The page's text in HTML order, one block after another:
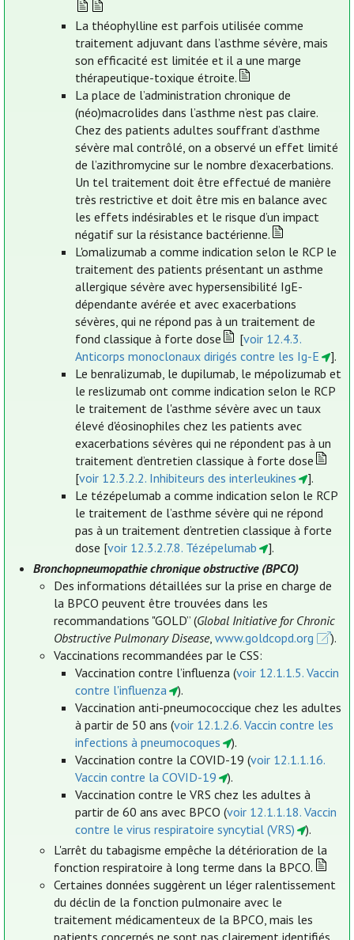
La théophylline est parfois utilisée comme
traitement adjuvant dans l’asthme sévère, mais
son efficacité est limitée et il a une marge
thérapeutique-toxique étroite.
La place de l’administration chronique de
(néo)macrolides dans l’asthme n’est pas claire.
Chez des patients adultes souffrant d’asthme
sévère mal contrôlé, on a observé un effet limité
de l’azithromycine sur le nombre d’exacerbations.
Un tel traitement doit être effectué de manière
très restrictive et doit être mis en balance avec
les effets indésirables et le risque d’un impact
négatif sur la résistance bactérienne.
L'omalizumab a comme indication selon le RCP le
traitement des patients présentant un asthme
allergique sévère avec hypersensibilité IgE-
dépendante avérée et avec exacerbations
sévères, qui ne répond pas à un traitement de
fond classique à forte dose
[voir 12.4.3.
Anticorps monoclonaux dirigés contre les Ig-E
].
Le benralizumab, le dupilumab, le mépolizumab et
le reslizumab ont comme indication selon le RCP
le traitement de l'asthme sévère avec un taux
élevé d'éosinophiles chez les patients avec
exacerbations sévères qui ne répondent pas à un
traitement d’entretien classique à forte dose
[voir 12.3.2.2. Inhibiteurs des interleukines
].
Le tézépelumab a comme indication selon le RCP
le traitement de l’asthme sévère qui ne répond
pas à un traitement d’entretien classique à forte
dose [voir 12.3.2.7.8. Tézépelumab
].
Bronchopneumopathie chronique obstructive (BPCO)
Des informations détaillées sur la prise en charge de
la BPCO peuvent être trouvées dans les
recommandations "GOLD” (Global Initiative for Chronic
Obstructive Pulmonary Disease,www.goldcopd.org
).
Vaccinations recommandées par le CSS:
Vaccination contre l’influenza (voir 12.1.1.5. Vaccin
contre l'influenza
).
Vaccination anti-pneumococcique chez les adultes
à partir de 50 ans (voir 12.1.2.6. Vaccin contre les
infections à pneumocoques
).
Vaccination contre la COVID-19 (voir 12.1.1.16.
Vaccin contre la COVID-19
).
Vaccination contre le VRS chez les adultes à
partir de 60 ans avec BPCO (voir 12.1.1.18. Vaccin
contre le virus respiratoire syncytial (VRS)
).
L'arrêt du tabagisme empêche la détérioration de la
fonction respiratoire à long terme dans la BPCO.
Certaines données suggèrent un léger ralentissement
du déclin de la fonction pulmonaire avec le
traitement médicamenteux de la BPCO, mais les